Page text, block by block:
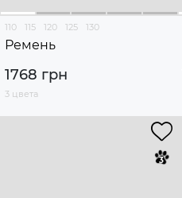
110 115 120 125 130
Ремень
1768 грн
3 цвета